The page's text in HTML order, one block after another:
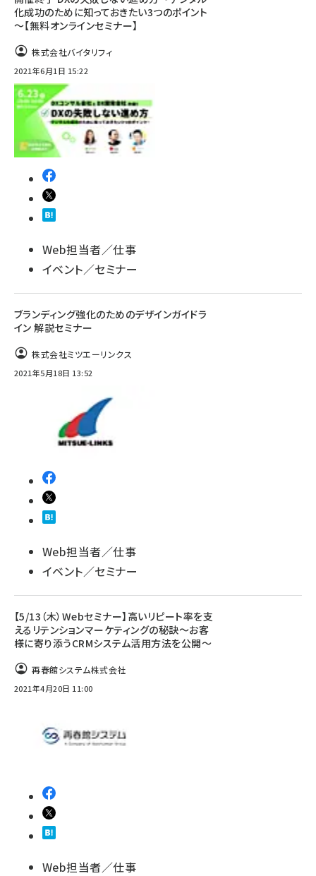
化成功のために知っておきたい3つのポイント
～【無料オンラインセミナー】
株式会社バイタリフィ
2021年6月1日 15:22
Web担当者／仕事
イベント／セミナー
ブランディング強化のためのデザインガイドラ
イン 解説セミナー
株式会社ミツエーリンクス
2021年5月18日 13:52
Web担当者／仕事
イベント／セミナー
【5/13（木）Webセミナー】高いリピート率を支
えるリテンションマーケティングの秘訣〜お客
様に寄り添うCRMシステム活用方法を公開〜
再春館システム株式会社
2021年4月20日 11:00
Web担当者／仕事